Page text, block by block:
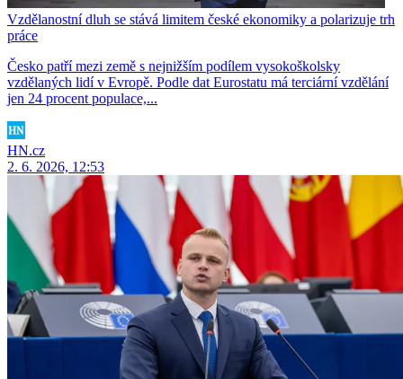
Vzdělanostní dluh se stává limitem české ekonomiky a polarizuje trh
práce
Česko patří mezi země s nejnižším podílem vysokoškolsky
vzdělaných lidí v Evropě. Podle dat Eurostatu má terciární vzdělání
jen 24 procent populace,...
HN.cz
2. 6. 2026, 12:53